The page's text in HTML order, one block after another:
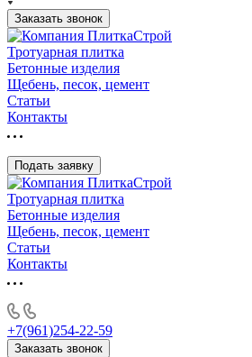
Заказать звонок
Тротуарная плитка
Бетонные изделия
Щебень, песок, цемент
Статьи
Контакты
Подать заявку
Тротуарная плитка
Бетонные изделия
Щебень, песок, цемент
Статьи
Контакты
+7(961)254-22-59
Заказать звонок